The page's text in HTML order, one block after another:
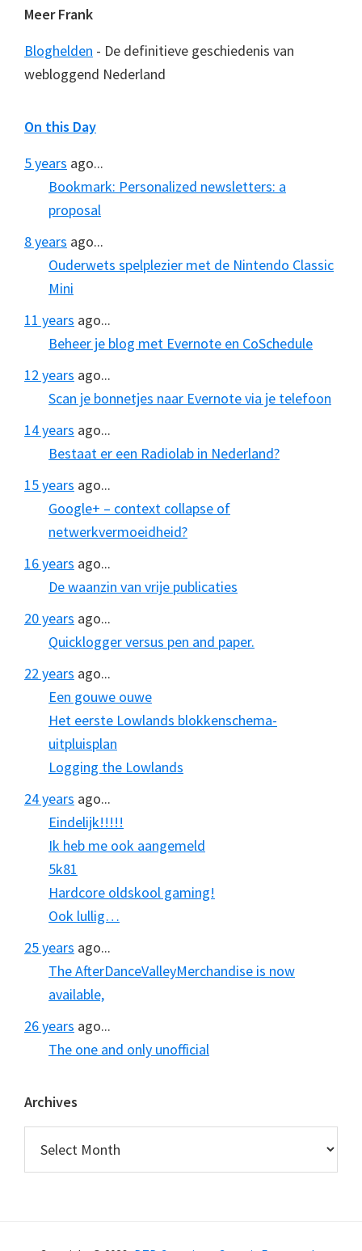
Meer Frank
Bloghelden - De definitieve geschiedenis van
webloggend Nederland
On this Day
5 years ago...
Bookmark: Personalized newsletters: a
proposal
8 years ago...
Ouderwets spelplezier met de Nintendo Classic
Mini
11 years ago...
Beheer je blog met Evernote en CoSchedule
12 years ago...
Scan je bonnetjes naar Evernote via je telefoon
14 years ago...
Bestaat er een Radiolab in Nederland?
15 years ago...
Google+ – context collapse of
netwerkvermoeidheid?
16 years ago...
De waanzin van vrije publicaties
20 years ago...
Quicklogger versus pen and paper.
22 years ago...
Een gouwe ouwe
Het eerste Lowlands blokkenschema-
uitpluisplan
Logging the Lowlands
24 years ago...
Eindelijk!!!!!
Ik heb me ook aangemeld
5k81
Hardcore oldskool gaming!
Ook lullig…
25 years ago...
The AfterDanceValleyMerchandise is now
available,
26 years ago...
The one and only unofficial
Archives